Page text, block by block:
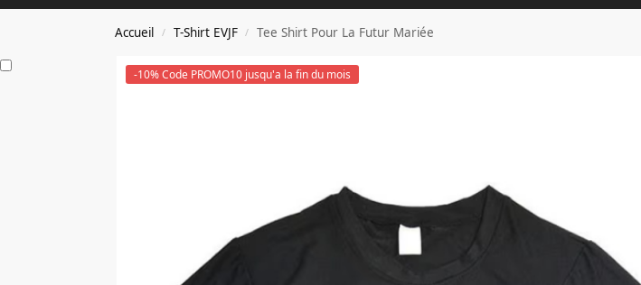
Accueil / T-Shirt EVJF / Tee Shirt Pour La Futur Mariée
-10% Code PROMO10 jusqu'a la fin du mois